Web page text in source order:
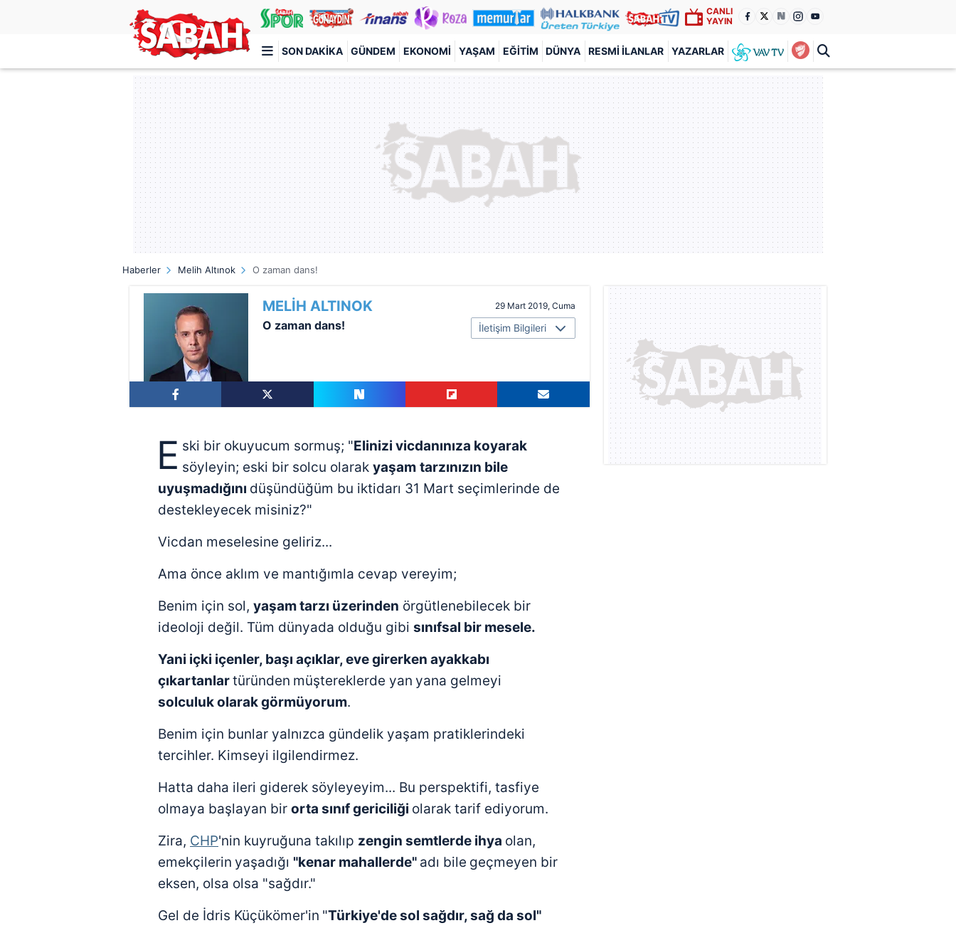
CANLI
YAYIN
SON DAKIKA GÜNDEM EKONOMI YAŞAM EĞITIM DÜNYA RESMI İLANLAR YAZARLAR
Türkiye'nin en iyi haber sitesi
Haberler Melih Altınok O zaman dans!
İletişim Bilgileri
29 Mart 2019, Cuma
MELİH ALTINOK
O zaman dans!
E ski bir okuyucum sormuş; "Elinizi vicdanınıza koyarak
söyleyin; eski bir solcu olarak yaşam tarzınızın bile
uyuşmadığını düşündüğüm bu iktidarı 31 Mart seçimlerinde de
destekleyecek misiniz?"
Vicdan meselesine geliriz...
Ama önce aklım ve mantığımla cevap vereyim;
Benim için sol, yaşam tarzı üzerinden örgütlenebilecek bir
ideoloji değil. Tüm dünyada olduğu gibi sınıfsal bir mesele.
Yani içki içenler, başı açıklar, evegirerken ayakkabı
çıkartanlartüründen müştereklerde yan yana gelmeyi
solculukolarak görmüyorum.
Benim için bunlar yalnızca gündelik yaşam pratiklerindeki
tercihler. Kimseyi ilgilendirmez.
Hatta daha ileri giderek söyleyeyim... Bu perspektifi, tasfiye
olmaya başlayan bir orta sınıf gericiliği olarak tarif ediyorum.
Zira, CHP'nin kuyruğuna takılıp zengin semtlerde ihya olan,
emekçilerin yaşadığı "kenar mahallerde" adı bile geçmeyen bir
eksen, olsa olsa "sağdır."
Gel de İdris Küçükömer'in "Türkiye'de sol sağdır, sağ da sol"